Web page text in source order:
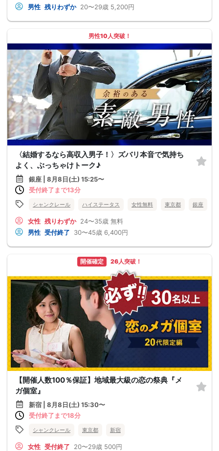
男性 残りわずか 20〜29歳 5,200円
男性10人突破！
〈結婚するなら高収入男子！〉ズバリ本音で気持ち
よく、ぶっちゃけトーク♪
銀座 | 8月8日(土) 15:25〜
受付終了まで13分
シャンクレール ハイステータス 女性無料 東京都 銀座
女性 残りわずか 24〜35歳 無料
男性 受付終了 30〜45歳 6,400円
開催確定 26人突破！
【開催人数100％保証】地域最大級の恋の祭典『メ
ガ個室』
新宿 | 8月8日(土) 15:30〜
受付終了まで18分
シャンクレール 東京都 新宿
女性 受付終了 20〜29歳 500円